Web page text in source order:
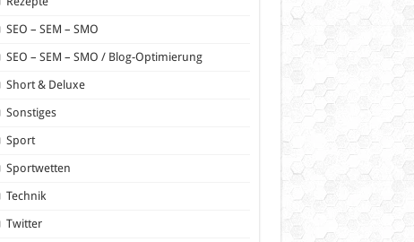
SEO – SEM – SMO
SEO – SEM – SMO / Blog-Optimierung
Short & Deluxe
Sonstiges
Sport
Sportwetten
Technik
Twitter